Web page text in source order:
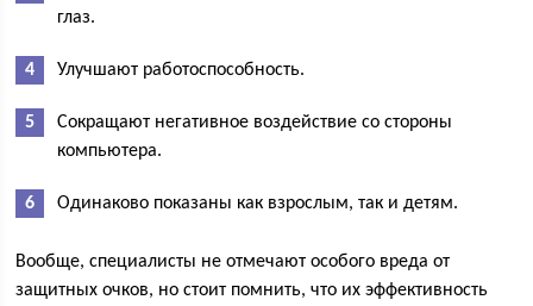
глаз.
Улучшают работоспособность.
Сокращают негативное воздействие со стороны
компьютера.
Одинаково показаны как взрослым, так и детям.
Вообще, специалисты не отмечают особого вреда от
защитных очков, но стоит помнить, что их эффективность